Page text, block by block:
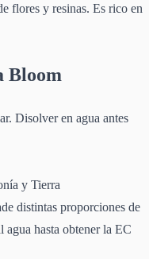
flores y resinas. Es rico en
Bloom
Disolver en agua antes
y Tierra
distintas proporciones de
agua hasta obtener la EC